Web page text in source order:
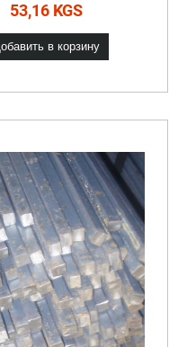
53,16 KGS
в корзину